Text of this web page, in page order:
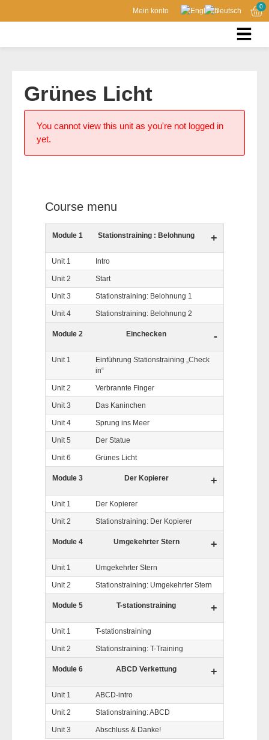
Mein konto
0
Grünes Licht
You cannot view this unit as you're not logged in
yet.
Course menu
Module 1 Stationstraining : Belohnung +
Unit 1 Intro
Unit 2 Start
Unit 3 Stationstraining: Belohnung 1
Unit 4 Stationstraining: Belohnung 2
Module 2 Einchecken -
Unit 1
Einführung Stationstraining „Check
in“
Unit 2 Verbrannte Finger
Unit 3 Das Kaninchen
Unit 4 Sprung ins Meer
Unit 5 Der Statue
Unit 6 Grünes Licht
Module 3 Der Kopierer +
Unit 1 Der Kopierer
Unit 2 Stationstraining: Der Kopierer
Module 4 Umgekehrter Stern +
Unit 1 Umgekehrter Stern
Unit 2 Stationstraining: Umgekehrter Stern
Module 5 T-stationstraining +
Unit 1 T-stationstraining
Unit 2 Stationstraining: T-Training
Module 6 ABCD Verkettung +
Unit 1 ABCD-intro
Unit 2 Stationstraining: ABCD
Unit 3 Abschluss & Danke!